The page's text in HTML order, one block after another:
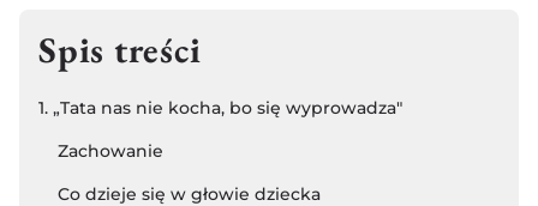
Spis treści
1. „Tata nas nie kocha, bo się wyprowadza"
Zachowanie
Co dzieje się w głowie dziecka